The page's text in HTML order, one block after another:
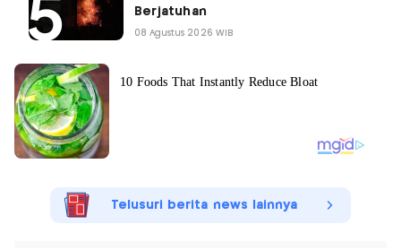
Berjatuhan
08 Agustus 2026 WIB
Telusuri berita news lainnya